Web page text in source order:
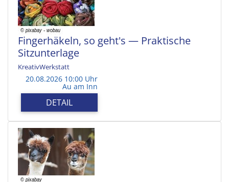
Fingerhäkeln, so geht's — Praktische
Sitzunterlage
KreativWerkstatt
20.08.2026 10:00 Uhr
Au am Inn
DETAIL